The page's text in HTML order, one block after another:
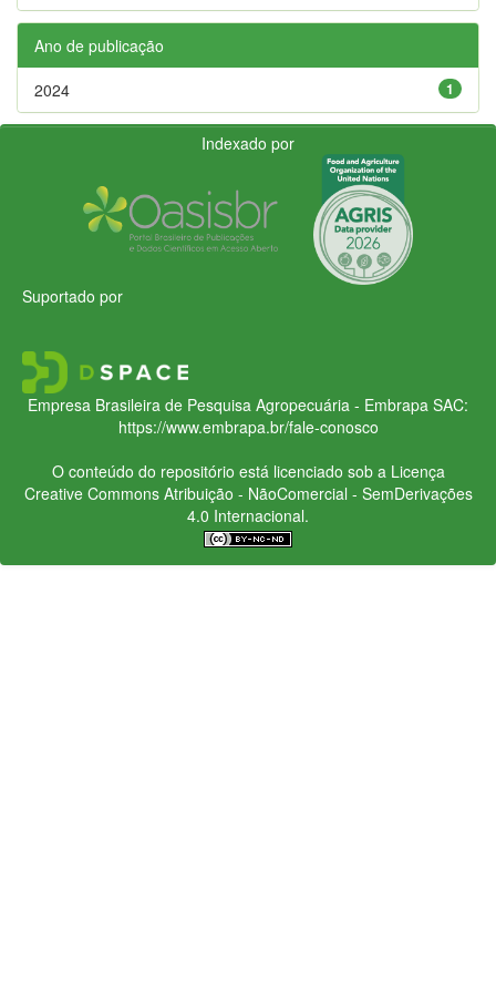
Ano de publicação
1
2024
Indexado por
Suportado por
Empresa Brasileira de Pesquisa Agropecuária - Embrapa SAC:
https://www.embrapa.br/fale-conosco
O conteúdo do repositório está licenciado sob a Licença
Creative CommonsAtribuição - NãoComercial - SemDerivações
4.0 Internacional.